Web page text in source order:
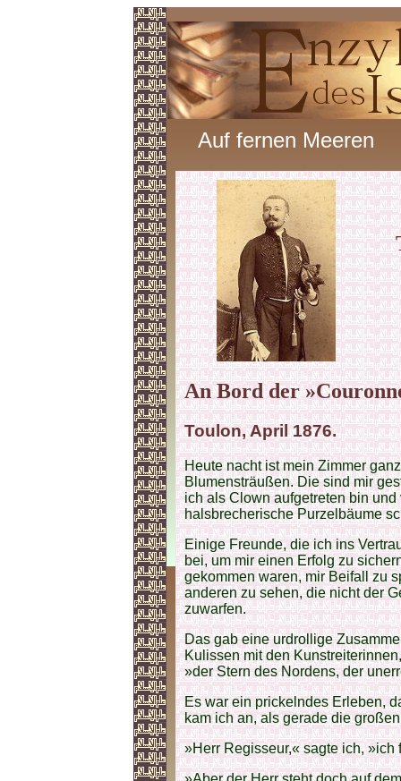
Auf fernen Meeren
An Bord der
Toulon, April 1876.
Heute nacht ist mein Zimmer
Blumensträußen. Die sind mir
ich als Clown aufgetreten bin
halsbrecherische Purzelbäume
Einige Freunde, die ich ins
bei, um mir einen Erfolg zu
gekommen waren, mir Beifall zu
anderen zu sehen, die nicht der
zuwarfen.
Das gab eine urdrollige
Kulissen mit den
»der Stern des Nordens, der
Es war ein prickelndes Erleben,
kam ich an, als gerade die
»Herr Regisseur,« sagte ich,